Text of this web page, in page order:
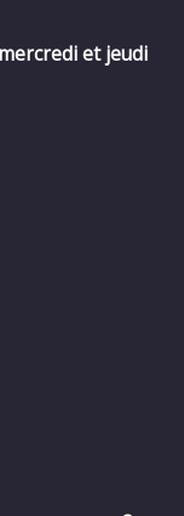
et jeudi